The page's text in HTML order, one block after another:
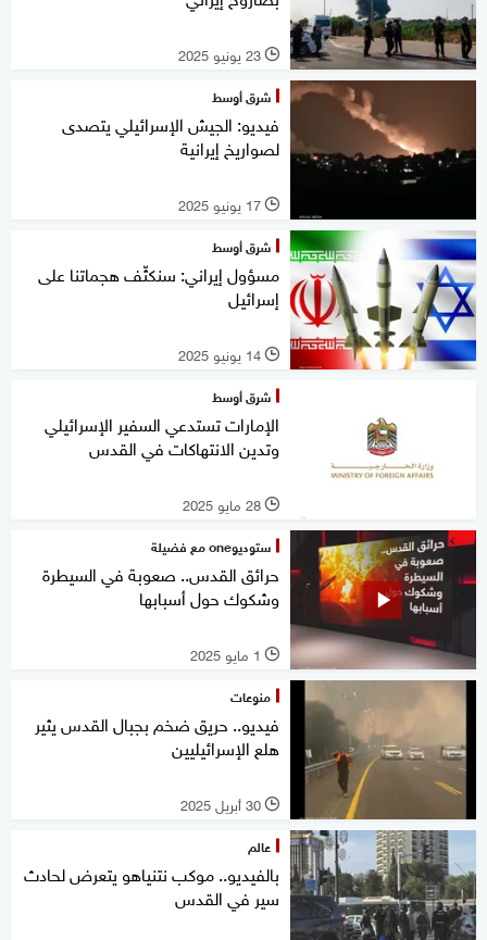
l 23 يونيو 2025
شرق أوسط
فيديو: الجيش الإسرائيلي يتصدى
لصواريخ إيرانية
l 17 يونيو 2025
شرق أوسط
مسؤول إيراني: سنكثّف هجماتنا على
إسرائيل
l 14 يونيو 2025
شرق أوسط
الإمارات تستدعي السفير الإسرائيلي
وتدين الانتهاكات في القدس
l 28 مايو 2025
ستوديوone مع فضيلة
حرائق القدس.. صعوبة في السيطرة
وشكوك حول أسبابها
l 1 مايو 2025
منوعات
فيديو.. حريق ضخم بجبال القدس يثير
هلع الإسرائيليين
l 30 أبريل 2025
عالم
بالفيديو.. موكب نتنياهو يتعرض لحادث
سير في القدس